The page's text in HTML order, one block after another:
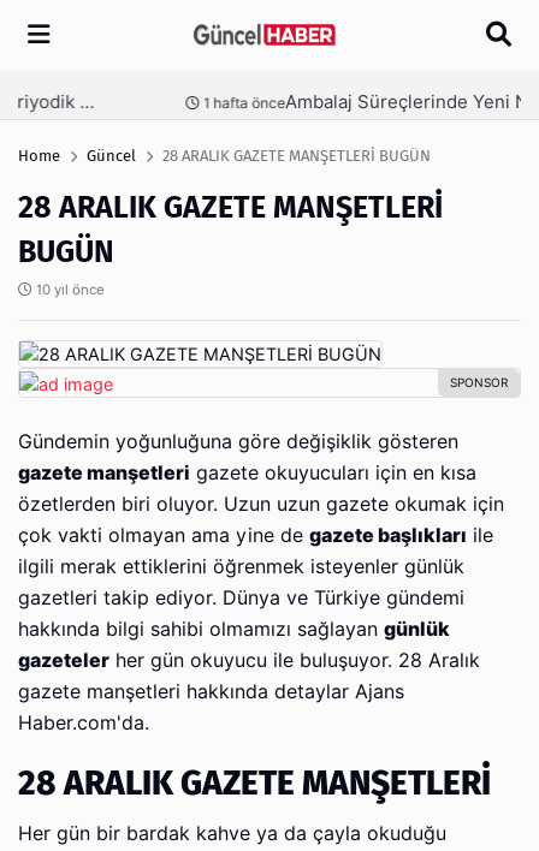
Arama
Ambalaj Süreçlerinde Yeni Nesil Verimliliği Olimpack ile Yakalayın 3 hafta önce
Home Güncel 28 ARALIK GAZETE MANŞETLERİ BUGÜN
28 ARALIK GAZETE MANŞETLERİ
BUGÜN
10 yıl önce
Gündemin yoğunluğuna göre değişiklik gösteren
gazete manşetleri gazete okuyucuları için en kısa
özetlerden biri oluyor. Uzun uzun gazete okumak için
çok vakti olmayan ama yine de gazete başlıkları ile
ilgili merak ettiklerini öğrenmek isteyenler günlük
gazetleri takip ediyor. Dünya ve Türkiye gündemi
hakkında bilgi sahibi olmamızı sağlayan günlük
gazeteler her gün okuyucu ile buluşuyor. 28 Aralık
gazete manşetleri hakkında detaylar Ajans
Haber.com'da.
28 ARALIK GAZETE MANŞETLERİ
Her gün bir bardak kahve ya da çayla okuduğu